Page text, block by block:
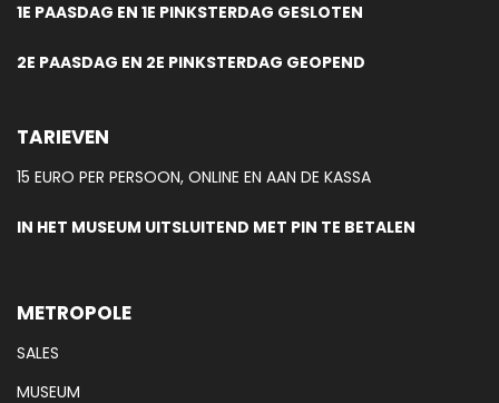
1E PAASDAG EN 1E PINKSTERDAG GESLOTEN
2E PAASDAG EN 2E PINKSTERDAG GEOPEND
TARIEVEN
15 EURO PER PERSOON, ONLINE EN AAN DE KASSA
IN HET MUSEUM UITSLUITEND MET PIN TE BETALEN
METROPOLE
SALES
MUSEUM